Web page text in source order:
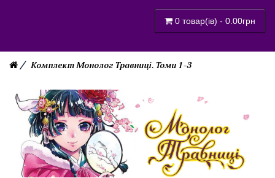
0 товар(ів) - 0.00грн
Комплект Монолог Травниці. Томи 1-3